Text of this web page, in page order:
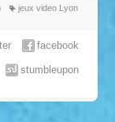
jeux video Lyon
facebook
stumbleupon